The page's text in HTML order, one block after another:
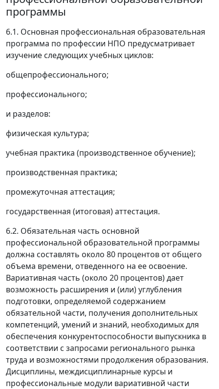
программы
6.1. Основная профессиональная образовательная
программа по профессии НПО предусматривает
изучение следующих учебных циклов:
общепрофессионального;
профессионального;
и разделов:
физическая культура;
учебная практика (производственное обучение);
производственная практика;
промежуточная аттестация;
государственная (итоговая) аттестация.
6.2. Обязательная часть основной
профессиональной образовательной программы
должна составлять около 80 процентов от общего
объема времени, отведенного на ее освоение.
Вариативная часть (около 20 процентов) дает
возможность расширения и (или) углубления
подготовки, определяемой содержанием
обязательной части, получения дополнительных
компетенций, умений и знаний, необходимых для
обеспечения конкурентоспособности выпускника в
соответствии с запросами регионального рынка
труда и возможностями продолжения образования.
Дисциплины, междисциплинарные курсы и
профессиональные модули вариативной части